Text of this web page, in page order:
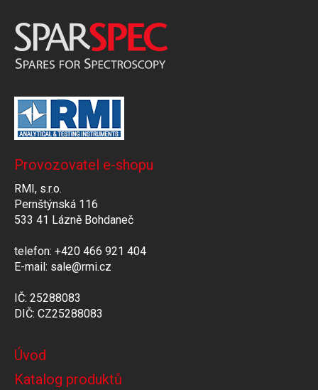
Provozovatel e-shopu
RMI, s.r.o.
Pernštýnská 116
533 41 Lázně Bohdaneč
telefon: +420 466 921 404
E-mail: sale@rmi.cz
IČ: 25288083
DIČ: CZ25288083
Úvod
Katalog produktů